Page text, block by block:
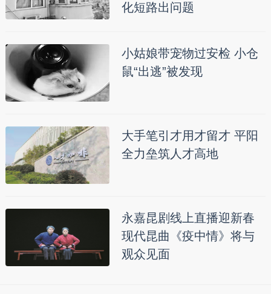
化短路出问题
小姑娘带宠物过安检 小仓
鼠“出逃”被发现
大手笔引才用才留才 平阳
全力垒筑人才高地
永嘉昆剧线上直播迎新春
现代昆曲《疫中情》将与
观众见面